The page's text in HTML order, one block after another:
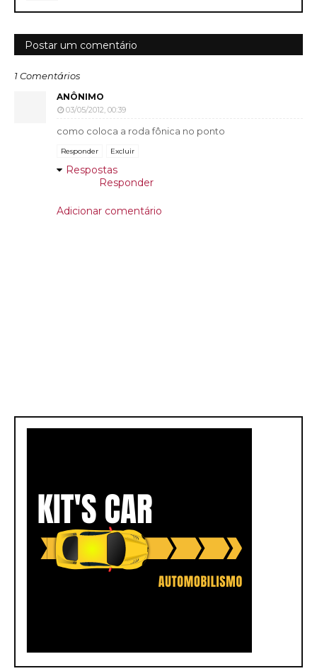
Postar um comentário
1 Comentários
ANÔNIMO
03/05/2012, 00:39
como coloca a roda fônica no ponto
Responder Excluir
Respostas
Responder
Adicionar comentário